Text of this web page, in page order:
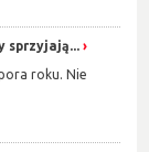
sprzyjają...
roku. Nie